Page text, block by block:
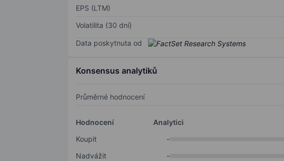
EPS (LTM)
Volatilita (30 dní)
Data poskytnuta od
Konsensus analytiků
Průměrné hodnocení
Hodnocení
Analytici
Koupit
-
Nadvážit
-